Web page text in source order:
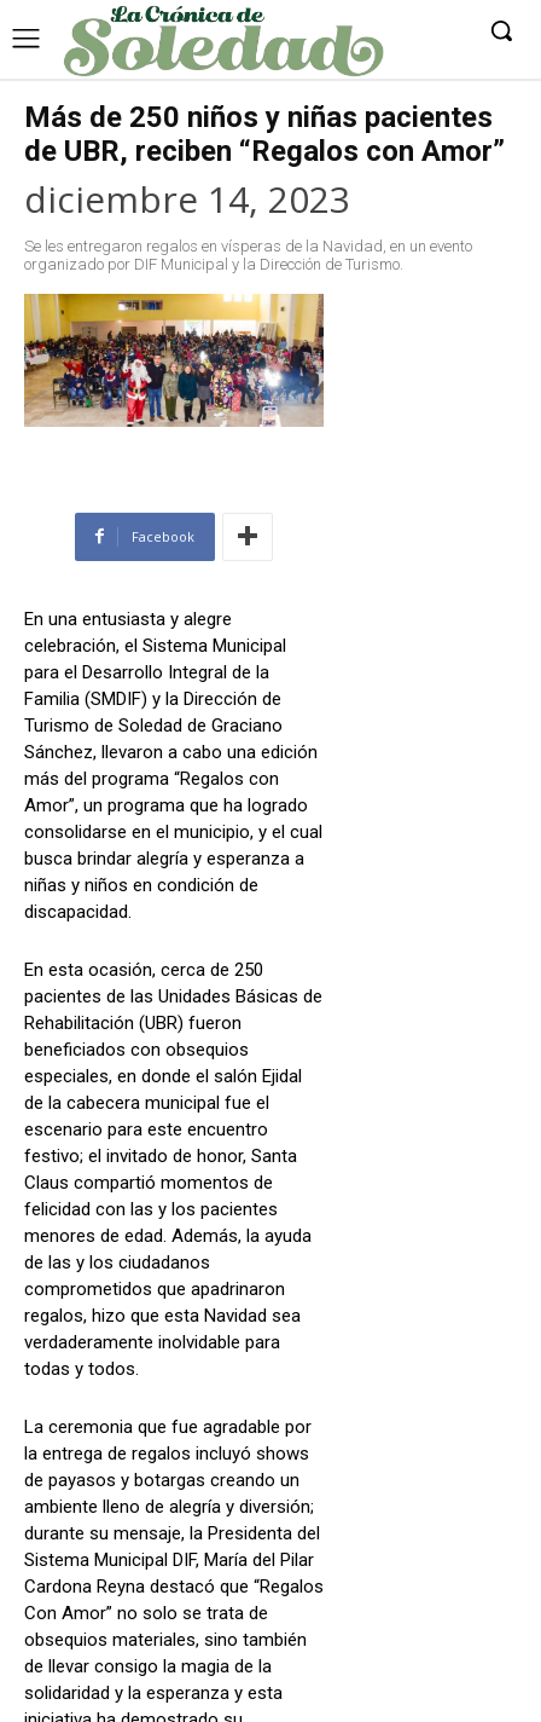
Más de 250 niños y niñas pacientes
de UBR, reciben “Regalos con Amor”
diciembre 14, 2023
Se les entregaron regalos en vísperas de la Navidad, en un evento
organizado por DIF Municipal y la Dirección de Turismo.
Facebook
En una entusiasta y alegre
celebración, el Sistema Municipal
para el Desarrollo Integral de la
Familia (SMDIF) y la Dirección de
Turismo de Soledad de Graciano
Sánchez, llevaron a cabo una edición
más del programa “Regalos con
Amor”, un programa que ha logrado
consolidarse en el municipio, y el cual
busca brindar alegría y esperanza a
niñas y niños en condición de
discapacidad.
En esta ocasión, cerca de 250
pacientes de las Unidades Básicas de
Rehabilitación (UBR) fueron
beneficiados con obsequios
especiales, en donde el salón Ejidal
de la cabecera municipal fue el
escenario para este encuentro
festivo; el invitado de honor, Santa
Claus compartió momentos de
felicidad con las y los pacientes
menores de edad. Además, la ayuda
de las y los ciudadanos
comprometidos que apadrinaron
regalos, hizo que esta Navidad sea
verdaderamente inolvidable para
todas y todos.
La ceremonia que fue agradable por
la entrega de regalos incluyó shows
de payasos y botargas creando un
ambiente lleno de alegría y diversión;
durante su mensaje, la Presidenta del
Sistema Municipal DIF, María del Pilar
Cardona Reyna destacó que “Regalos
Con Amor” no solo se trata de
obsequios materiales, sino también
de llevar consigo la magia de la
solidaridad y la esperanza y esta